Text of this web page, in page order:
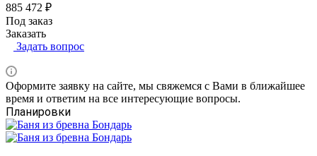
885 472 ₽
Под заказ
Заказать
Задать вопрос
Оформите заявку на сайте, мы свяжемся с Вами в ближайшее
время и ответим на все интересующие вопросы.
Планировки